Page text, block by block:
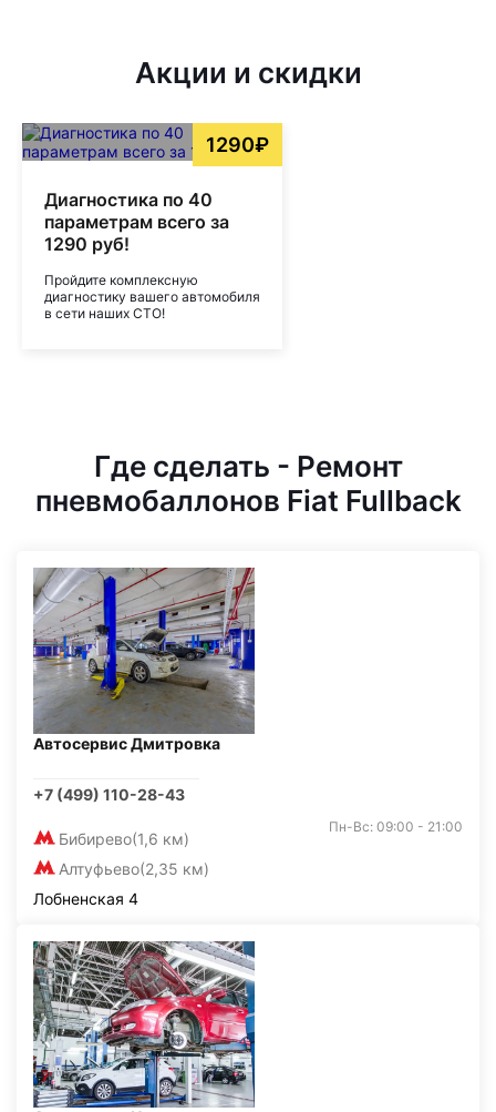
Акции и скидки
1290₽
Диагностика по 40
параметрам всего за
1290 руб!
Пройдите комплексную
диагностику вашего автомобиля
в сети наших СТО!
Где сделать - Ремонт
пневмобаллонов Fiat Fullback
Автосервис Дмитровка
+7 (499) 110-28-43
Бибирево(1,6 км)
Алтуфьево(2,35 км)
Пн-Вс: 09:00 - 21:00
Лобненская 4